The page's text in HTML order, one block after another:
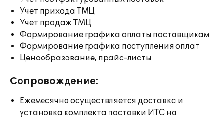
Учет прихода ТМЦ
Учет продаж ТМЦ
Формирование графика оплаты поставщикам
Формирование графика поступления оплат
Ценообразование, прайс-листы
Сопровождение:
Ежемесячно осуществляется доставка и
установка комплекта поставки ИТС на